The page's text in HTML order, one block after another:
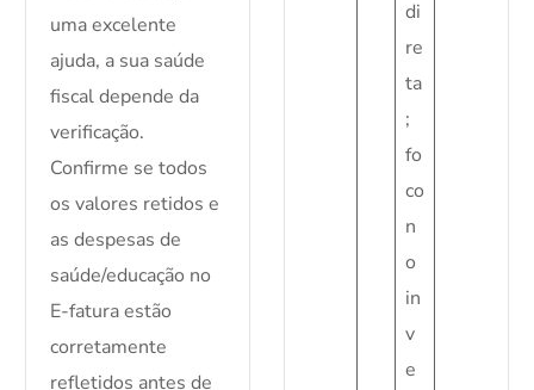
uma excelente
ajuda, a sua saúde
fiscal depende da
verificação.
Confirme se todos
os valores retidos e
as despesas de
saúde/educação no
E-fatura estão
corretamente
refletidos antes de
di
re
ta
;
fo
co
n
o
in
v
e